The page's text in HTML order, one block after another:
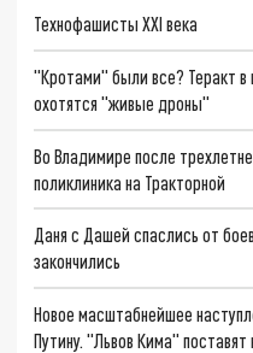
Технофашисты XXI века
"Кротами" были все? Теракт в
охотятся "живые дроны"
Во Владимире после
поликлиника на Тракторной
Даня с Дашей спаслись от
закончились
Новое масштабнейшее
Путину. "Львов Кима"